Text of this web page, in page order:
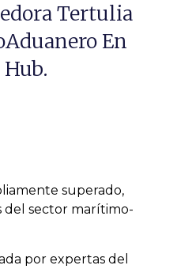
Tertulia
En
superado,
del sector marítimo-
por expertas del